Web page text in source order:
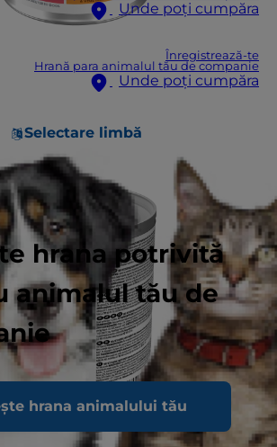
Unde poți cumpăra
Înregistrează-te
Hrană para animalul tău de companie
Unde poți cumpăra
Selectare limbă
hrana potrivită
animalul tău de
hrana animalului tău